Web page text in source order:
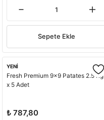
Sepete Ekle
YENİ
Fresh Premium 9x9 Patates 2.5 Kg
x 5 Adet
₺ 787,80